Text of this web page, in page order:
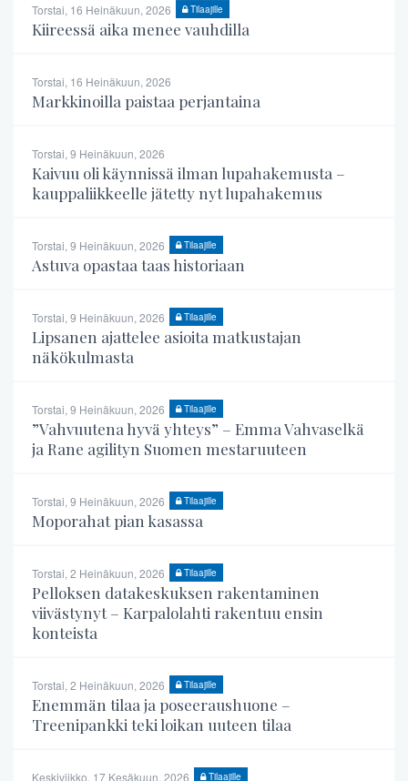
Torstai, 16 Heinäkuun, 2026 Tilaajille
Kiireessä aika menee vauhdilla
Torstai, 16 Heinäkuun, 2026
Markkinoilla paistaa perjantaina
Torstai, 9 Heinäkuun, 2026
Kaivuu oli käynnissä ilman lupahakemusta –
kauppaliikkeelle jätetty nyt lupahakemus
Torstai, 9 Heinäkuun, 2026 Tilaajille
Astuva opastaa taas historiaan
Torstai, 9 Heinäkuun, 2026 Tilaajille
Lipsanen ajattelee asioita matkustajan
näkökulmasta
Torstai, 9 Heinäkuun, 2026 Tilaajille
”Vahvuutena hyvä yhteys” – Emma Vahvaselkä
ja Rane agilityn Suomen mestaruuteen
Torstai, 9 Heinäkuun, 2026 Tilaajille
Moporahat pian kasassa
Torstai, 2 Heinäkuun, 2026 Tilaajille
Pelloksen datakeskuksen rakentaminen
viivästynyt – Karpalolahti rakentuu ensin
konteista
Torstai, 2 Heinäkuun, 2026 Tilaajille
Enemmän tilaa ja poseeraushuone –
Treenipankki teki loikan uuteen tilaa
Keskiviikko, 17 Kesäkuun, 2026 Tilaajille